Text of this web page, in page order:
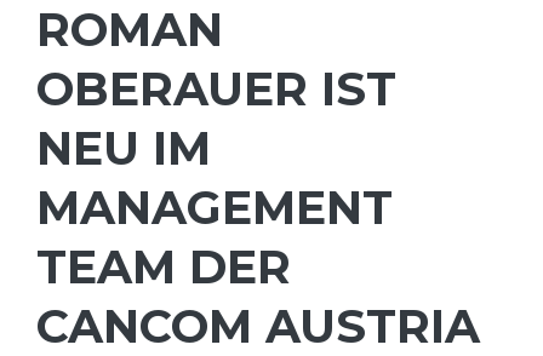
ROMAN
OBERAUER IST
NEU IM
MANAGEMENT
TEAM DER
CANCOM AUSTRIA